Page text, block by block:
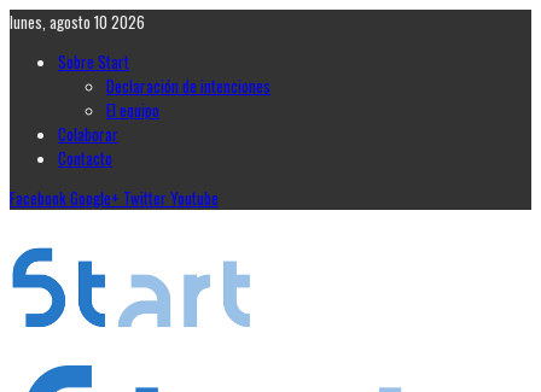
lunes, agosto 10 2026
Sobre Start
Declaración de intenciones
El equipo
Colaborar
Contacto
FacebookGoogle+ TwitterYoutube